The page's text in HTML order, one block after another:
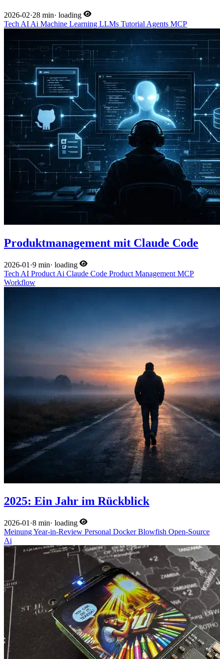
2026-02·28 min· loading
Tech AI Ai Machine Learning LLMs Tutorial Agents MCP
Produktmanagement mit Claude Code
2026-01 ·9 min· loading
Tech AI Product Ai Claude Code Product Management MCP
Workflow
2025: Ein Jahr im Rückblick
2026-01 ·8 min· loading
MeinungYear-in-Review Personal DockerBlowfish Open-Source
Ai